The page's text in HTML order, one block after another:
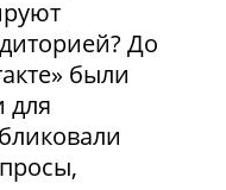
До
были
для